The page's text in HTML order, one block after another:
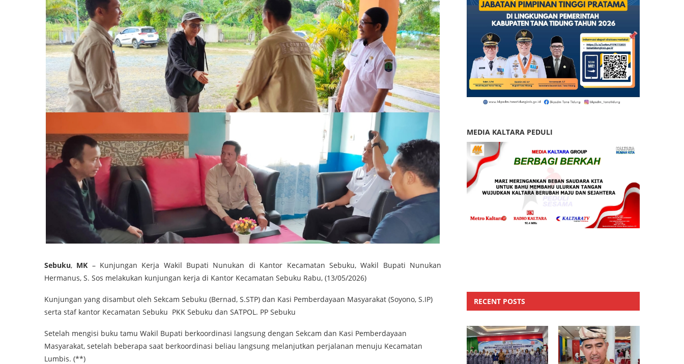
Sebuku, MK – Kunjungan Kerja Wakil Bupati Nunukan di Kantor Kecamatan Sebuku, Wakil Bupati Nunukan
Hermanus, S. Sos melakukan kunjungan kerja di Kantor Kecamatan Sebuku Rabu, (13/05/2026)
Kunjungan yang disambut oleh Sekcam Sebuku (Bernad, S.STP) dan Kasi Pemberdayaan Masyarakat (Soyono, S.IP)
serta staf kantor Kecamatan Sebuku PKK Sebuku dan SATPOL. PP Sebuku
Setelah mengisi buku tamu Wakil Bupati berkoordinasi langsung dengan Sekcam dan Kasi Pemberdayaan
Masyarakat, setelah beberapa saat berkoordinasi beliau langsung melanjutkan perjalanan menuju Kecamatan
Lumbis. (**)
MEDIA KALTARA PEDULI
RECENT POSTS